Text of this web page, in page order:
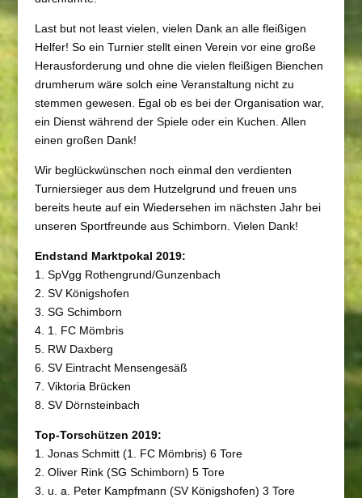
Last but not least vielen, vielen Dank an alle fleißigen
Helfer! So ein Turnier stellt einen Verein vor eine große
Herausforderung und ohne die vielen fleißigen Bienchen
drumherum wäre solch eine Veranstaltung nicht zu
stemmen gewesen. Egal ob es bei der Organisation war,
ein Dienst während der Spiele oder ein Kuchen. Allen
einen großen Dank!
Wir beglückwünschen noch einmal den verdienten
Turniersieger aus dem Hutzelgrund und freuen uns
bereits heute auf ein Wiedersehen im nächsten Jahr bei
unseren Sportfreunde aus Schimborn. Vielen Dank!
Endstand Marktpokal 2019:
1. SpVgg Rothengrund/Gunzenbach
2. SV Königshofen
3. SG Schimborn
4. 1. FC Mömbris
5. RW Daxberg
6. SV Eintracht Mensengesäß
7. Viktoria Brücken
8. SV Dörnsteinbach
Top-Torschützen 2019:
1. Jonas Schmitt (1. FC Mömbris) 6 Tore
2. Oliver Rink (SG Schimborn) 5 Tore
3. u. a. Peter Kampfmann (SV Königshofen) 3 Tore